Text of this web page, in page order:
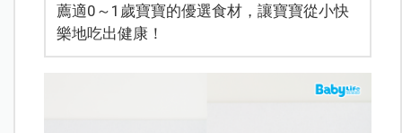
薦適0～1歲寶寶的優選食材，讓寶寶從小快
樂地吃出健康！